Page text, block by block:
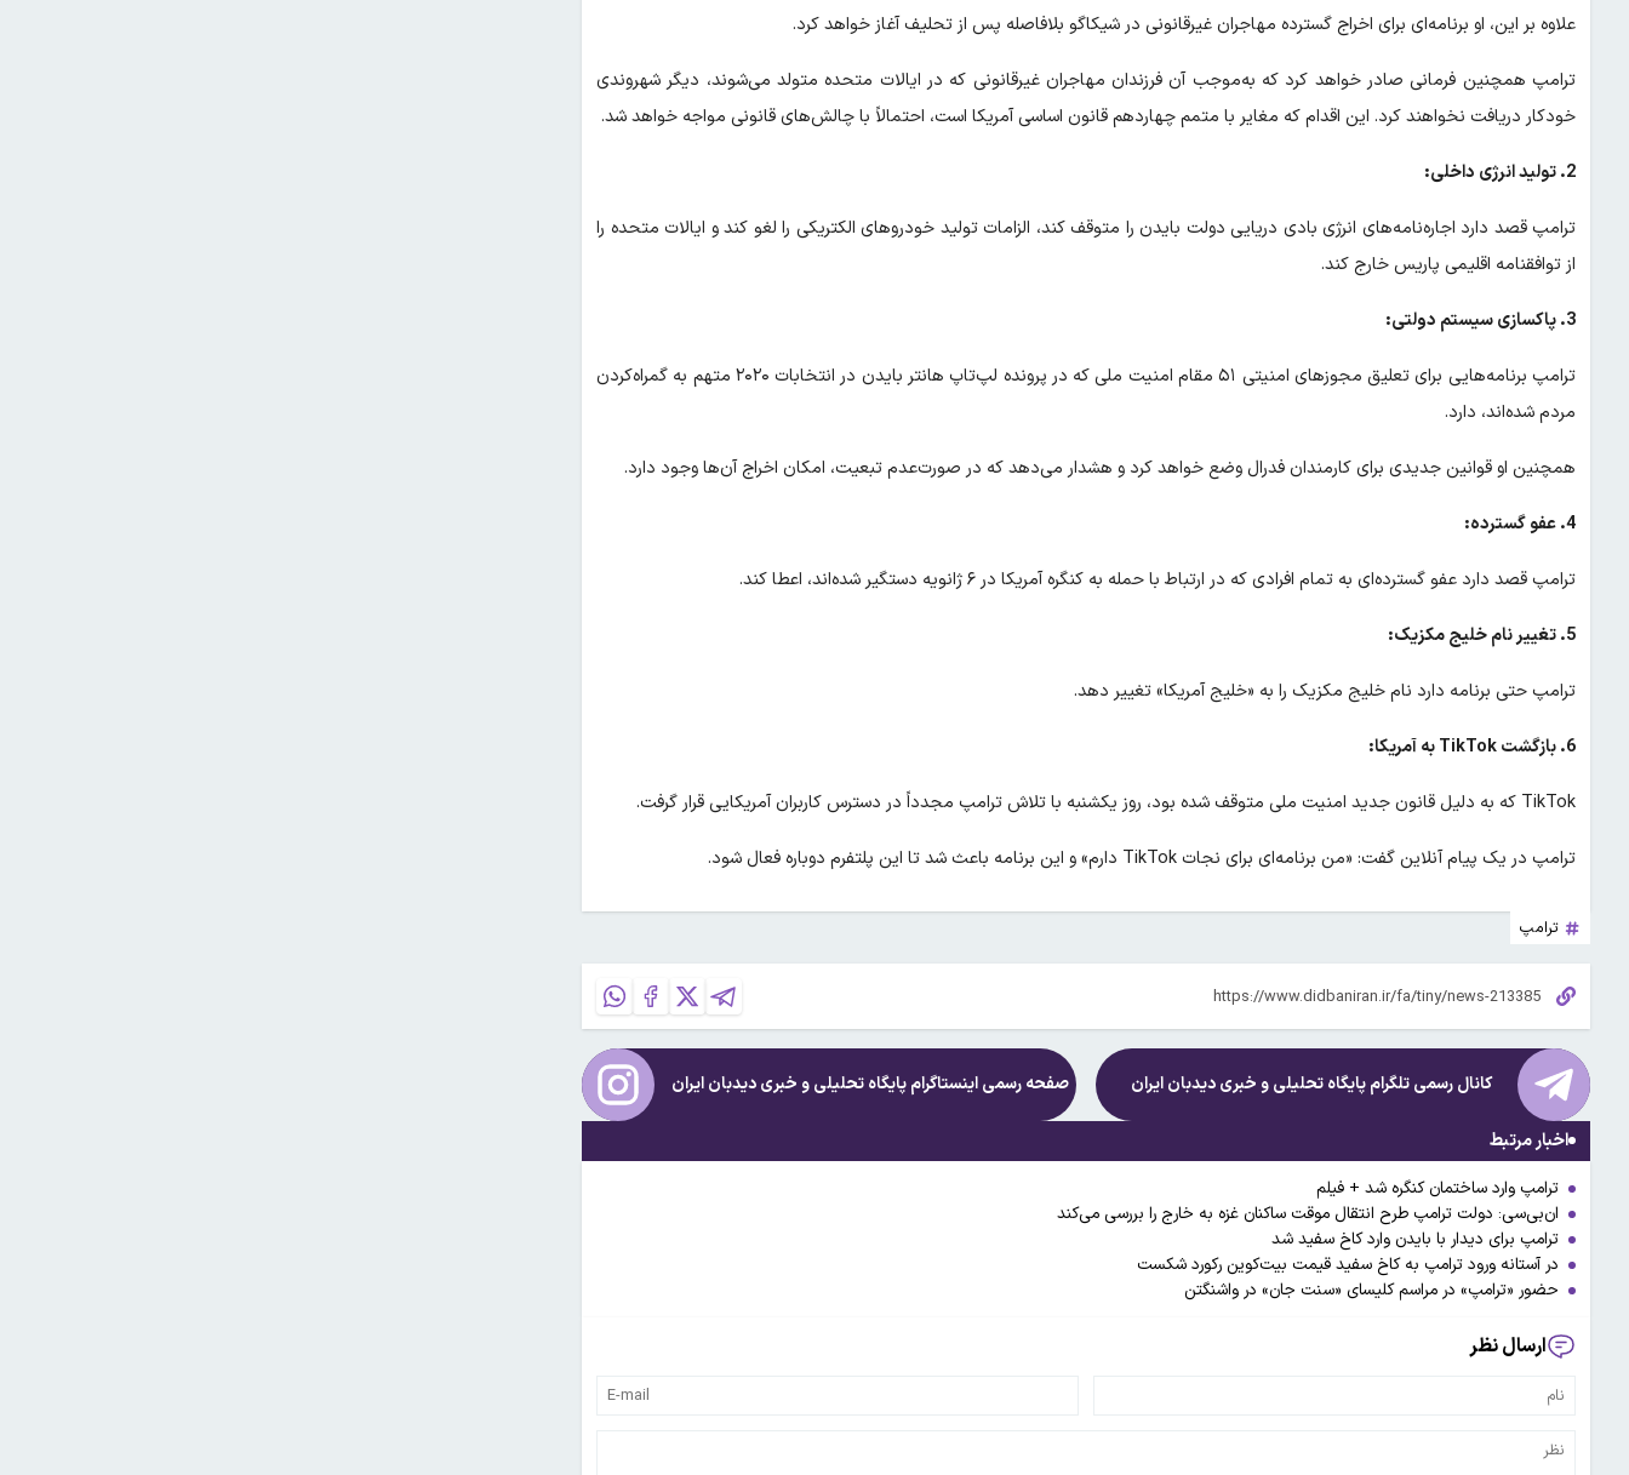
علاوه بر این، او برنامه‌ای برای اخراج گسترده مهاجران غیرقانونی در شیکاگو بلافاصله پس از تحلیف آغاز خواهد کرد.
ترامپ همچنین فرمانی صادر خواهد کرد که به‌موجب آن فرزندان مهاجران غیرقانونی که در ایالات متحده متولد می‌شوند، دیگر شهروندی
خودکار دریافت نخواهند کرد. این اقدام که مغایر با متمم چهاردهم قانون اساسی آمریکا است، احتمالاً با چالش‌های قانونی مواجه خواهد شد.
2. تولید انرژی داخلی:
ترامپ قصد دارد اجاره‌نامه‌های انرژی بادی دریایی دولت بایدن را متوقف کند، الزامات تولید خودروهای الکتریکی را لغو کند و ایالات متحده را
از توافقنامه اقلیمی پاریس خارج کند.
3. پاکسازی سیستم دولتی:
ترامپ برنامه‌هایی برای تعلیق مجوزهای امنیتی ۵۱ مقام امنیت ملی که در پرونده لپ‌تاپ هانتر بایدن در انتخابات ۲۰۲۰ متهم به گمراه‌کردن
مردم شده‌اند، دارد.
همچنین او قوانین جدیدی برای کارمندان فدرال وضع خواهد کرد و هشدار می‌دهد که در صورت‌عدم تبعیت، امکان اخراج آن‌ها وجود دارد.
4. عفو گسترده:
ترامپ قصد دارد عفو گسترده‌ای به تمام افرادی که در ارتباط با حمله به کنگره آمریکا در ۶ ژانویه دستگیر شده‌اند، اعطا کند.
5. تغییر نام خلیج مکزیک:
ترامپ حتی برنامه دارد نام خلیج مکزیک را به «خلیج آمریکا» تغییر دهد.
6. بازگشت TikTok به آمریکا:
TikTok که به دلیل قانون جدید امنیت ملی متوقف شده بود، روز یکشنبه با تلاش ترامپ مجدداً در دسترس کاربران آمریکایی قرار گرفت.
ترامپ در یک پیام آنلاین گفت: «من برنامه‌ای برای نجات TikTok دارم» و این برنامه باعث شد تا این پلتفرم دوباره فعال شود.
ترامپ
کانال رسمی تلگرام پایگاه تحلیلی و خبریدیدبان ایران صفحه رسمی اینستاگرام پایگاه تحلیلی و خبریدیدبان ایران
اخبار مرتبط
ترامپ وارد ساختمان کنگره شد + فیلم
ان‌بی‌سی: دولت ترامپ طرح انتقال موقت ساکنان غزه به خارج را بررسی می‌کند
ترامپ برای دیدار با بایدن وارد کاخ سفید شد
در آستانه ورود ترامپ به کاخ سفید قیمت بیت‌کوین رکورد شکست
حضور «ترامپ» در مراسم کلیسای «سنت جان» در واشنگتن
ارسال نظر